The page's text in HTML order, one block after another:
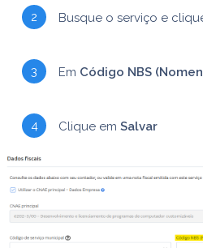
Busque o serviço e
Em Código NBS
Clique em Salvar